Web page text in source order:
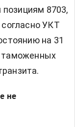
8703,
УКТ
на 31
таможенных
не